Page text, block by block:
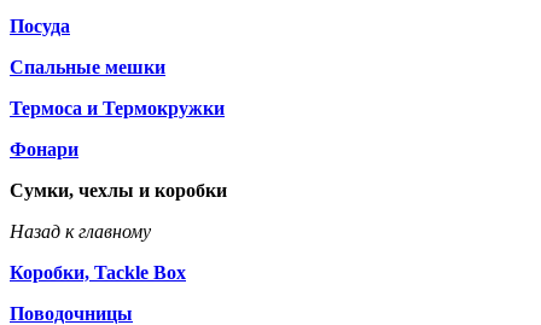
Посуда
Спальные мешки
Термоса и Термокружки
Фонари
Сумки, чехлы и коробки
Назад к главному
Коробки, Tackle Box
Поводочницы